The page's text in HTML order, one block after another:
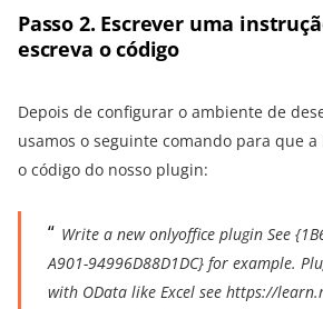
Passo 2. Escrever uma
escreva o código
Depois de configurar o ambiente de
usamos o seguinte comando para que a
o código do nosso plugin:
Write a new onlyoffice plugin See
A901-94996D88D1DC} for example.
with OData like Excel see https://